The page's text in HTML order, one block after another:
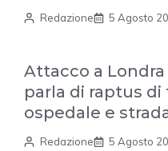
Redazione 5 Agosto
Attacco a
parla di raptus di
ospedale e
Redazione 5 Agosto